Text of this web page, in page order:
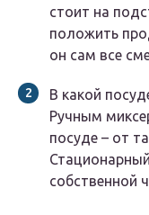
стоит на
положить
он сам все
В какой
Ручным
посуде – от
собственной